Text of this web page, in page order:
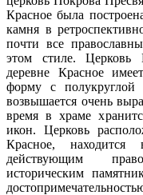
Красное была
камня в
почти все
этом стиле. Церковь
деревне Красное
форму с полукруглой
возвышается очень
время в храме
икон. Церковь
Красное, находится
действующим
историческим